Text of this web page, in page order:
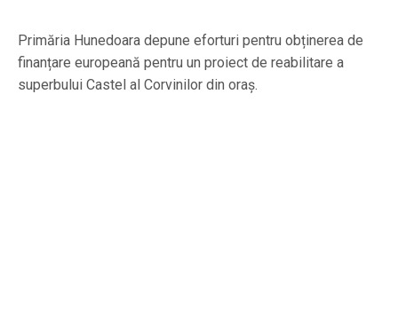
Primăria Hunedoara depune eforturi pentru obținerea de
finanțare europeană pentru un proiect de reabilitare a
superbului Castel al Corvinilor din oraș.